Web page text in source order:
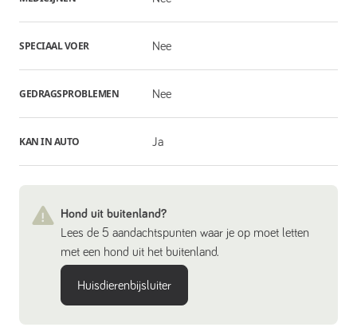
SPECIAAL VOER Nee
GEDRAGSPROBLEMEN Nee
KAN IN AUTO Ja
Hond uit buitenland?
Lees de 5 aandachtspunten waar je op moet letten
met een hond uit het buitenland.
Huisdierenbijsluiter